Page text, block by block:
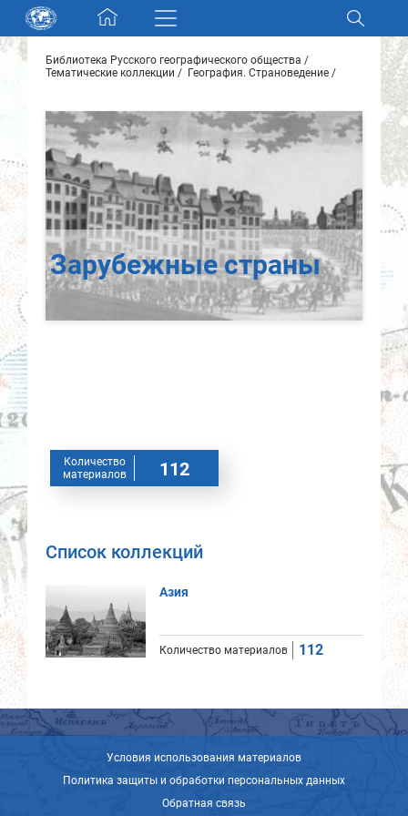
Skip navigation
Разделы и коллекции
Электронный каталог
Новости
О нас
Контакты
Партнеры
Найти
Библиотека Русского географического общества
Тематические коллекции
География. Страноведение
Зарубежные страны
Количество
материалов
112
Список коллекций
Азия
Количество материалов 112
Условия использования материалов
Политика защиты и обработки персональных данных
Обратная связь